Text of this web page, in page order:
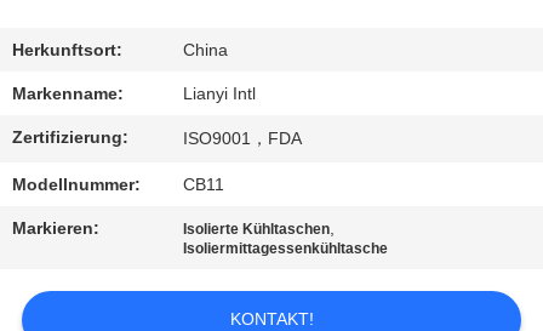
US
FORDERN
SIE EIN
ZITAT
SITEMAP
Herkunftsort: China
Markenname: Lianyi Intl
Zertifizierung: ISO9001，FDA
Modellnummer: CB11
Markieren: Isolierte Kühltaschen,
Isoliermittagessenkühltasche
KONTAKT!